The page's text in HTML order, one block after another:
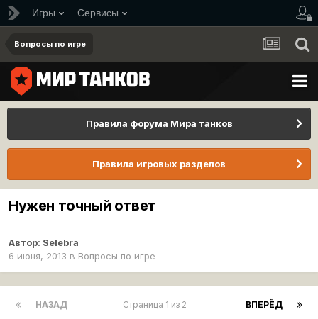
Игры Сервисы
Вопросы по игре
Правила форума Мира танков
Правила игровых разделов
Нужен точный ответ
Автор: Selebra
6 июня, 2013 в Вопросы по игре
НАЗАД ВПЕРЁД
Страница 1 из 2